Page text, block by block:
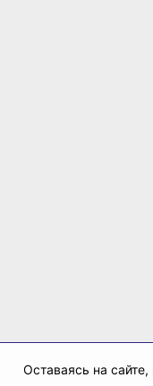
Оставаясь на